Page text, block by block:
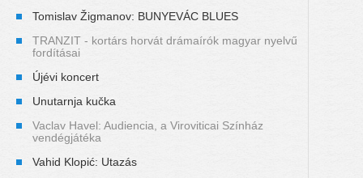
Tomislav Žigmanov: BUNYEVÁC BLUES
TRANZIT - kortárs horvát drámaírók magyar nyelvű
fordításai
Újévi koncert
Unutarnja kučka
Vaclav Havel: Audiencia, a Viroviticai Színház
vendégjátéka
Vahid Klopić: Utazás